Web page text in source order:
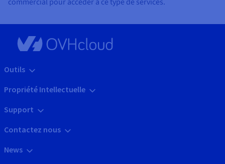
Outils
Propriété Intellectuelle
Support
Contactez nous
News